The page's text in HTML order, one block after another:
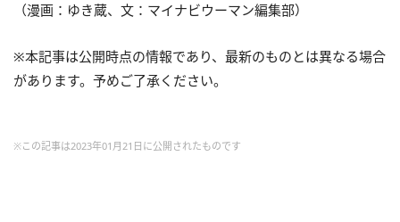
（漫画：ゆき蔵、文：マイナビウーマン編集部）
※本記事は公開時点の情報であり、最新のものとは異なる場合
があります。予めご了承ください。
※この記事は2023年01月21日に公開されたものです